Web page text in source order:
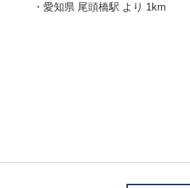
・愛知県 尾頭橋駅 より 1km